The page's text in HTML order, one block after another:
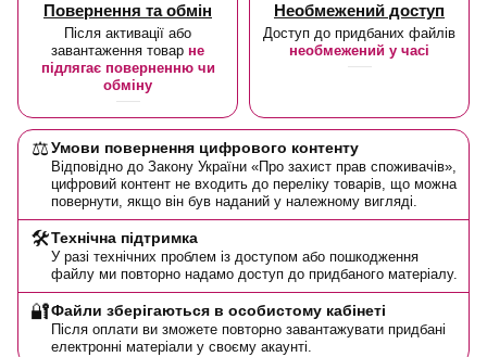
Повернення та обмін
Після активації або
завантаження товар не
підлягає поверненню чи
обміну
Необмежений доступ
Доступ до придбаних файлів
необмежений у часі
⚖️Умови повернення цифрового контенту
Відповідно до Закону України «Про захист прав споживачів»,
цифровий контент не входить до переліку товарів, що можна
повернути, якщо він був наданий у належному вигляді.
🛠️Технічна підтримка
У разі технічних проблем із доступом або пошкодження
файлу ми повторно надамо доступ до придбаного матеріалу.
🔐Файли зберігаються в особистому кабінеті
Після оплати ви зможете повторно завантажувати придбані
електронні матеріали у своєму акаунті.